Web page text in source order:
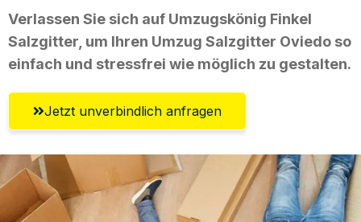
Verlassen Sie sich auf Umzugskönig Finkel
Salzgitter, um Ihren Umzug Salzgitter Oviedo so
einfach und stressfrei wie möglich zu gestalten.
Jetzt unverbindlich anfragen